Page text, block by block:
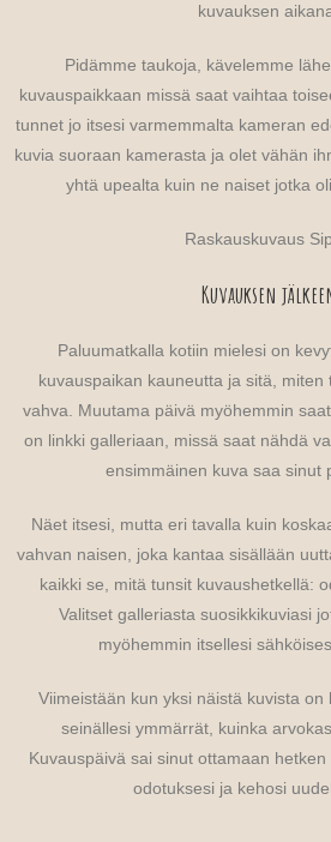
kuvauksen
Pidämme taukoja, kävelemme
kuvauspaikkaan missä saat vaihtaa
tunnet jo itsesi varmemmalta kameran
kuvia suoraan kamerasta ja olet vähän
yhtä upealta kuin ne naiset jotka
Raskauskuvaus
Kuvauksen
Paluumatkalla kotiin mielesi on
kuvauspaikan kauneutta ja sitä, miten
vahva. Muutama päivä myöhemmin
on linkki galleriaan, missä saat nähdä
ensimmäinen kuva saa sinut
Näet itsesi, mutta eri tavalla kuin
vahvan naisen, joka kantaa sisällään
kaikki se, mitä tunsit kuvaushetkellä:
Valitset galleriasta suosikkikuviasi
myöhemmin itsellesi
Viimeistään kun yksi näistä kuvista on
seinällesi ymmärrät, kuinka
Kuvauspäivä sai sinut ottamaan
odotuksesi ja kehosi